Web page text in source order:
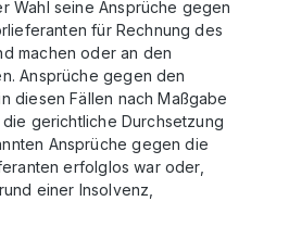
Wahl seine Ansprüche gegen
für Rechnung des
machen oder an den
Ansprüche gegen den
diesen Fällen nach Maßgabe
gerichtliche Durchsetzung
Ansprüche gegen die
erfolglos war oder,
einer Insolvenz,